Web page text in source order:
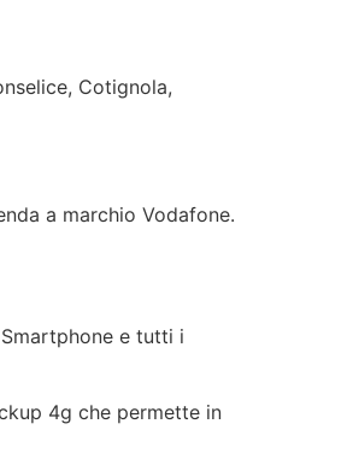
Cotignola,
a marchio Vodafone.
e tutti i
4g che permette in